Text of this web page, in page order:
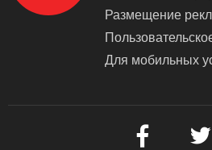
Размещение
Для мобильных